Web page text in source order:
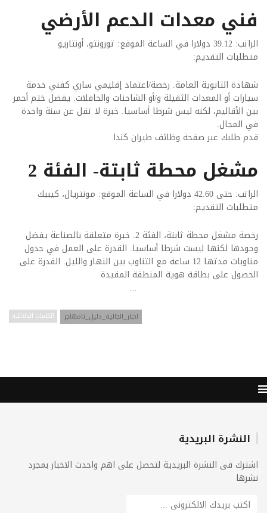
فني معدات الدعم الأرضي
الراتب: 39.12 دولارا في الساعة الموقع: تورونتو، أونتاريو
متطلبات التقديم:
شهادة الثانوية العامة. رخصة/اعتماد إقليمي ساري كفني خدمة
سيارات أو المعدات الثقيلة و/أو الشاحنات والحافلات. يفضل ختم أحمر
بين الأقاليم، لكنه ليس شرطا أساسيا. خبرة لا تقل عن سنة واحدة
في المجال.
قدم طلبك عبر صفحة وظائف طيران كندا
مشغل محطة ثابتة- الفئة 2
الراتب: حتى 42.60 دولارا في الساعة الموقع: مونتريال، كيبيك
متطلبات التقديم:
رخصة مشغل محطة ثابتة، الفئة 2. خبرة متعلقة بالصناعة يفضل
وجودها لكنها ليست شرطا أساسيا. القدرة على العمل في جدول
مناوبات مدتها 12 ساعة مع التناوب بين النهار والليل. القدرة على
الحصول على بطاقة هوية المنطقة المقيدة
...
الكلمات الدلائليه اخبار_الجالية_دليل_تامهاجر
النشرة البريدية
اشترك فى النشرة البريدية لتحصل على اهم واحدث الاخبار بمجرد
نشرها